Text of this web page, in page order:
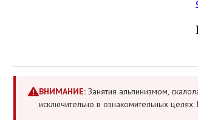
ВНИМАНИЕ: Занятия альпинизмом,
исключительно в ознакомительных